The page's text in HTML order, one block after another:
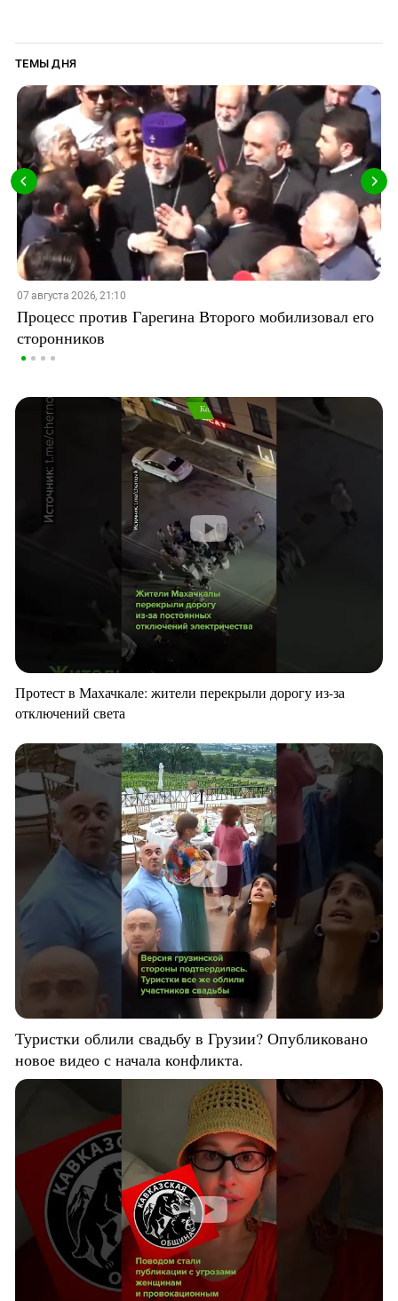
ТЕМЫ ДНЯ
07 августа 2026, 21:10
Процесс против Гарегина Второго мобилизовал его
сторонников
Протест в Махачкале: жители перекрыли дорогу из-за
отключений света
Туристки облили свадьбу в Грузии? Опубликовано
новое видео с начала конфликта.